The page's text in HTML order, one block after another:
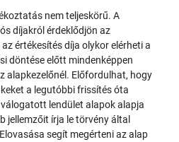
nem teljeskörű. A
díjakról érdeklődjön az
értékesítés díja olykor elérheti a
döntése előtt mindenképpen
alapkezelőnél. Előfordulhat, hogy
a legutóbbi frissítés óta
lendület alapok alapja
jellemzőit írja le törvény által
segít megérteni az alap